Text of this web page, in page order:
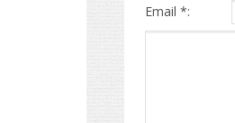
Email *: